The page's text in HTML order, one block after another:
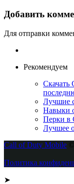
Добавить
Для отправки
Рекомендуем
Скачать
Лучшие
Навыки
Перки в
Лучшее
Call of Duty Mobile
Политика
➤